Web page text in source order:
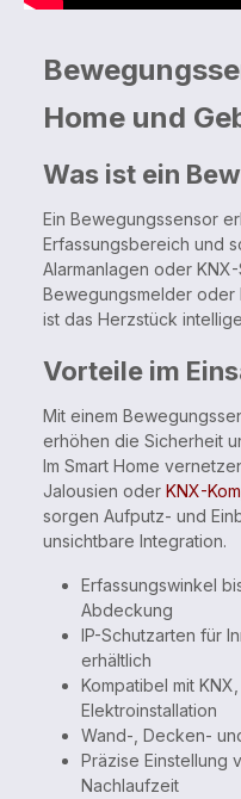
Home und
Was ist ein
Ein Bewegungssensor
Erfassungsbereich und
Alarmanlagen oder
Bewegungsmelder oder
ist das Herzstück
Vorteile im
Mit einem
erhöhen die Sicherheit
Im Smart Home
Jalousien oder KNX-
sorgen Aufputz- und
unsichtbare Integration.
Erfassungswinkel
Abdeckung
IP-Schutzarten für
erhältlich
Kompatibel mit
Elektroinstallation
Wand-, Decken-
Präzise Einstellung
Nachlaufzeit